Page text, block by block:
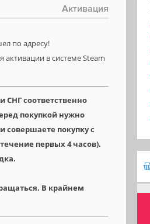
Активация
по адресу!
в системе Steam
СНГ соответственно
покупкой нужно
совершаете покупку с
первых 4 часов).
В крайнем